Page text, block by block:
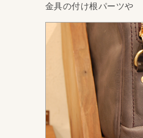
金具の付け根パーツや